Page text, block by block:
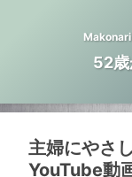
52歳
主婦にやさ
YouTube動